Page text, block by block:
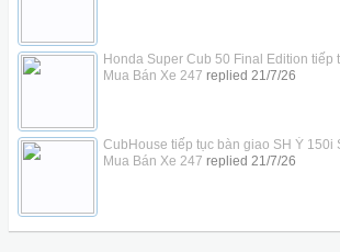
Honda Super Cub 50 Final Edition tiếp
Mua Bán Xe 247 replied 21/7/26
CubHouse tiếp tục bàn giao SH Ý 150i
Mua Bán Xe 247 replied 21/7/26